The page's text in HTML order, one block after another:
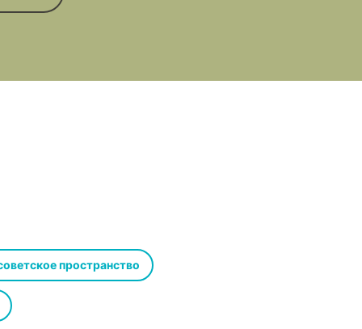
пространство